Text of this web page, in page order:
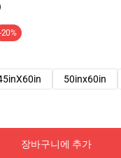
-20%
50inx60in
장바구니에 추가